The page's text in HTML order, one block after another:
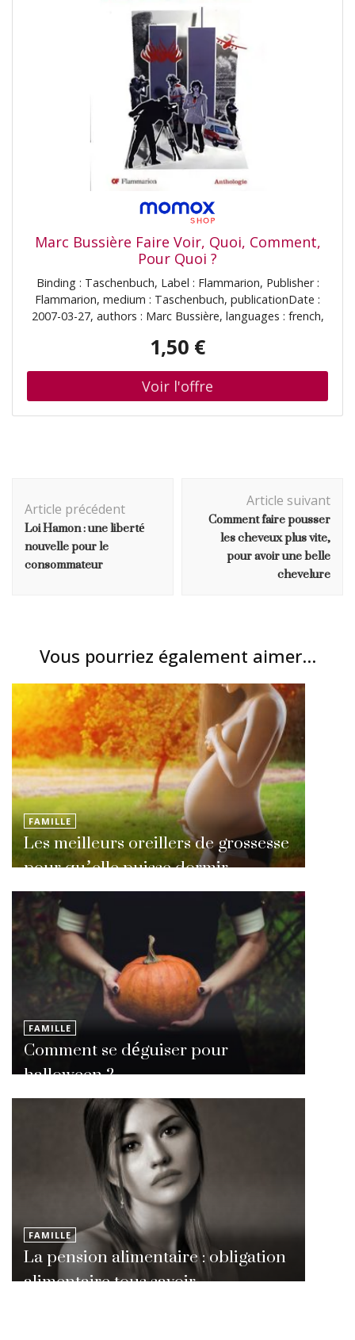
Marc Bussière Faire Voir, Quoi, Comment,
Pour Quoi ?
Binding : Taschenbuch, Label : Flammarion, Publisher :
Flammarion, medium : Taschenbuch, publicationDate :
2007-03-27, authors : Marc Bussière, languages : french,
1,50 €
d'article
Article précédent
Loi Hamon : une liberté
nouvelle pour le
consommateur
Article suivant
Comment faire pousser
les cheveux plus vite,
pour avoir une belle
chevelure
Vous pourriez également aimer...
FAMILLE
Les meilleurs oreillers de grossesse
pour qu’elle puisse dormir
FAMILLE
Comment se déguiser pour
halloween ?
FAMILLE
La pension alimentaire : obligation
alimentaire tous savoir